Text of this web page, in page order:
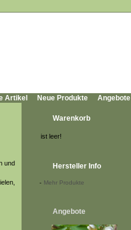
Artikel Neue Produkte Angebote
und
Warenkorb
ist leer!
Hersteller Info
- Mehr Produkte
Angebote